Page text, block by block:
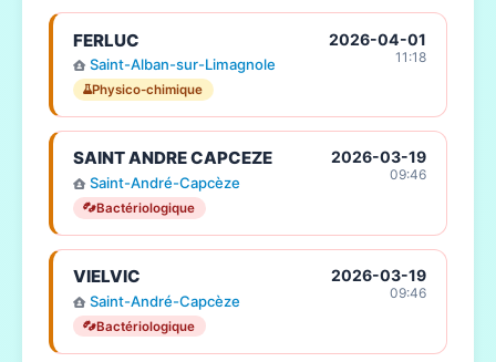
FERLUC
Saint-Alban-sur-Limagnole
Physico-chimique
2026-04-01
11:18
SAINT ANDRE CAPCEZE
Saint-André-Capcèze
Bactériologique
2026-03-19
09:46
VIELVIC
Saint-André-Capcèze
Bactériologique
2026-03-19
09:46